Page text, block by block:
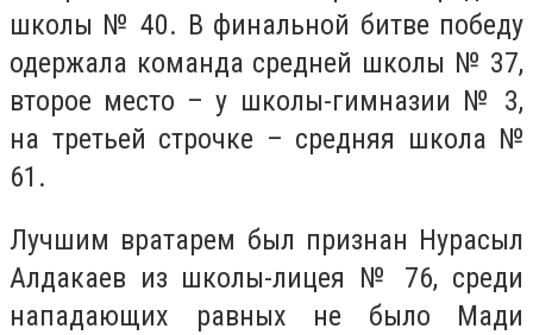
школы № 40. В финальной битве победу
одержала команда средней школы № 37,
второе место – у школы-гимназии № 3,
на третьей строчке – средняя школа №
61.
Лучшим вратарем был признан Нурасыл
Алдакаев из школы-лицея № 76, среди
нападающих равных не было Мади